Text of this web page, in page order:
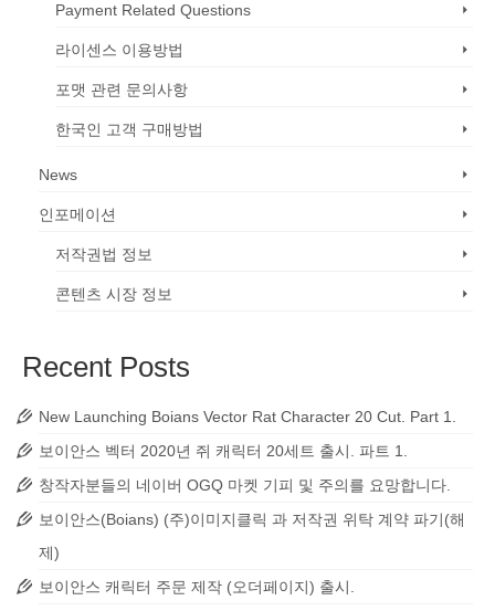
Payment Related Questions
라이센스 이용방법
포맷 관련 문의사항
한국인 고객 구매방법
News
인포메이션
저작권법 정보
콘텐츠 시장 정보
Recent Posts
New Launching Boians Vector Rat Character 20 Cut. Part 1.
보이안스 벡터 2020년 쥐 캐릭터 20세트 출시. 파트 1.
창작자분들의 네이버 OGQ 마켓 기피 및 주의를 요망합니다.
보이안스(Boians) (주)이미지클릭 과 저작권 위탁 계약 파기(해
제)
보이안스 캐릭터 주문 제작 (오더페이지) 출시.